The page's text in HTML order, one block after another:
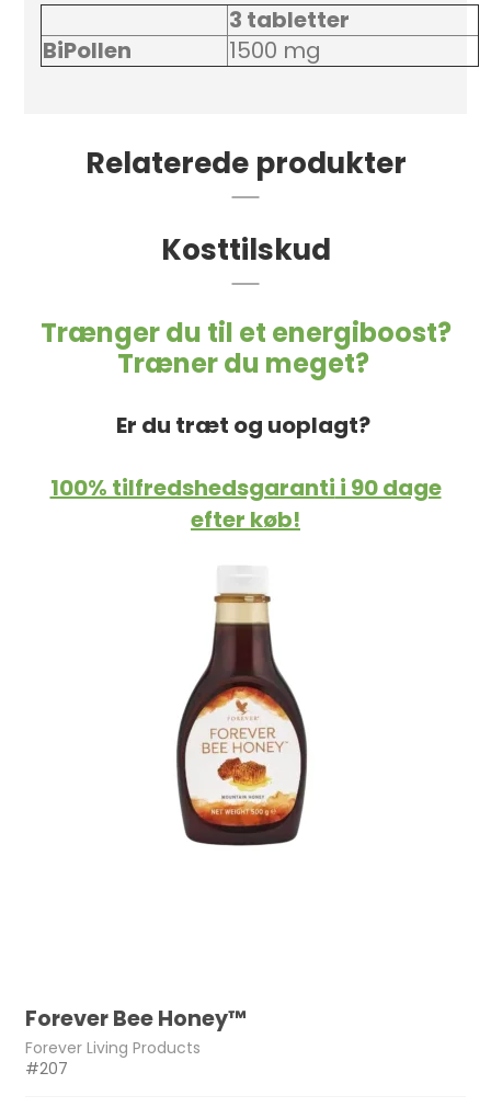
3 tabletter
BiPollen
1500 mg
Relaterede produkter
Kosttilskud
Trænger du til et energiboost?
Træner du meget?
Er du træt og uoplagt?
100% tilfredshedsgaranti i 90 dage
efter køb!
Forever Bee Honey™
Forever Living Products
#207